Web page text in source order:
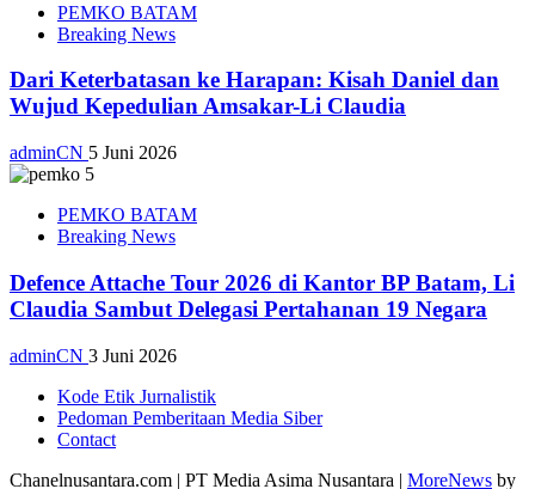
PEMKO BATAM
Breaking News
Dari Keterbatasan ke Harapan: Kisah Daniel dan
Wujud Kepedulian Amsakar-Li Claudia
adminCN 5 Juni 2026
PEMKO BATAM
Breaking News
Defence Attache Tour 2026 di Kantor BP Batam, Li
Claudia Sambut Delegasi Pertahanan 19 Negara
adminCN 3 Juni 2026
Kode Etik Jurnalistik
Pedoman Pemberitaan Media Siber
Contact
Chanelnusantara.com | PT Media Asima Nusantara | MoreNews by